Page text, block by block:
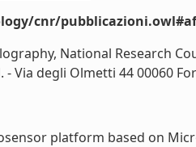
cnr/
National Research
- Via degli Olmetti 44 00060
platform based on